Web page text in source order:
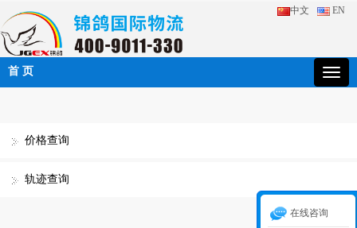
首 页
中文 EN
价格查询
轨迹查询
在线咨询